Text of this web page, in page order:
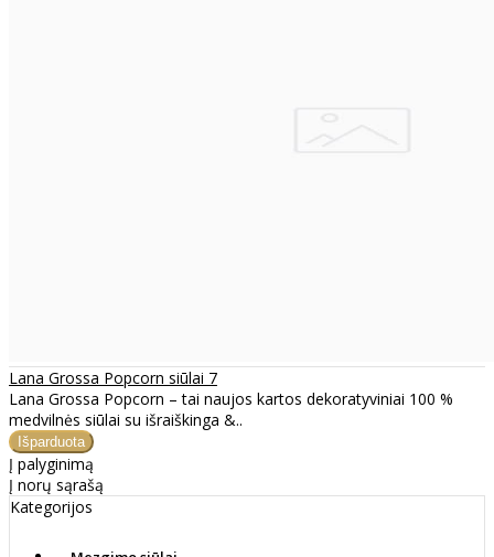
Lana Grossa Popcorn siūlai 7
Lana Grossa Popcorn – tai naujos kartos dekoratyviniai 100 %
medvilnės siūlai su išraiškinga &..
Į palyginimą
Į norų sąrašą
Kategorijos